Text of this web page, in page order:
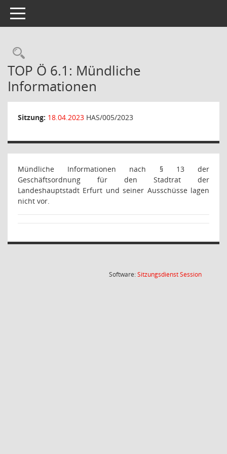
Toggle navigation
Rechercheauswahl
TOP Ö 6.1: Mündliche
Informationen
Sitzung: 18.04.2023 HAS/005/2023
Mündliche Informationen nach § 13 der
Geschäftsordnung für den Stadtrat der
Landeshauptstadt Erfurt und seiner Ausschüsse lagen
nicht vor.
Software:SitzungsdienstSession(Wird in